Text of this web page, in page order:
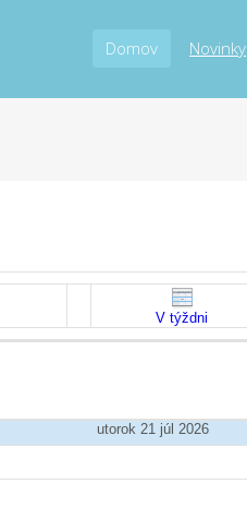
Domov Novinky
V týždni
utorok 21 júl 2026